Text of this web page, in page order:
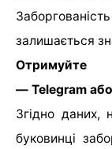
залишається
— Telegram
Згідно даних,
буковинці